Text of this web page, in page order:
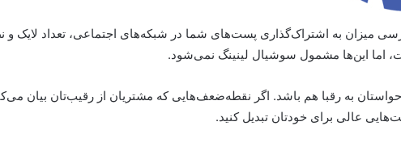
میزان به اشتراک‌گذاری پست‌های شما در شبکه‌های اجتماعی، تعداد لایک و
اما این‌ها مشمول سوشیال لینینگ نمی‌شود.
به رقبا هم باشد. اگر نقطه‌ضعف‌هایی که مشتریان از رقیب‌تان بیان
عالی برای خودتان تبدیل کنید.